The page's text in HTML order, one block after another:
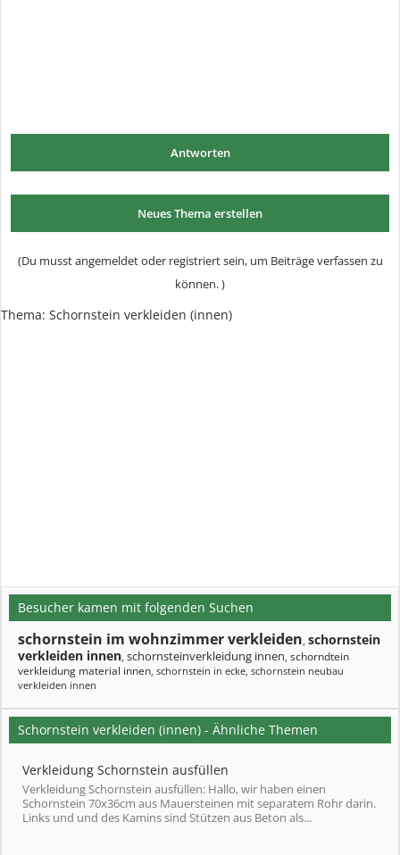
Antworten
Neues Thema erstellen
(Du musst angemeldet oder registriert sein, um Beiträge verfassen zu
können. )
Thema: Schornstein verkleiden (innen)
Besucher kamen mit folgenden Suchen
schornstein im wohnzimmer verkleiden, schornstein
verkleiden innen, schornsteinverkleidung innen, schorndtein
verkleidung material innen, schornstein in ecke, schornstein neubau
verkleiden innen
Schornstein verkleiden (innen) - Ähnliche Themen
Verkleidung Schornstein ausfüllen
Verkleidung Schornstein ausfüllen: Hallo, wir haben einen
Schornstein 70x36cm aus Mauersteinen mit separatem Rohr darin.
Links und und des Kamins sind Stützen aus Beton als...